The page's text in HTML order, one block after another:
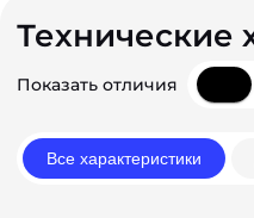
Технические
Показать отличия
Все характеристики